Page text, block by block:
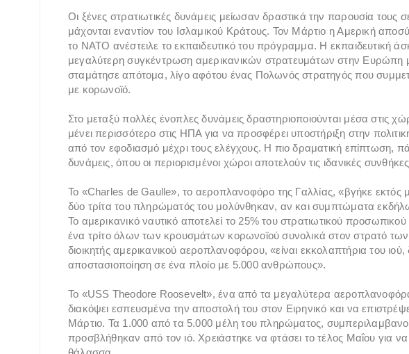
Οι ξένες στρατιωτικές δυνάμεις μείωσαν δραστικά την παρουσία
μάχονται εναντίον του Ισλαμικού Κράτους. Τον Μάρτιο η Αμερική
το ΝΑΤΟ ανέστειλε το εκπαιδευτικό του πρόγραμμα. Η εκπαιδευτική
μεγαλύτερη συγκέντρωση αμερικανικών στρατευμάτων στην Ευρώπη
σταμάτησε απότομα, λίγο αφότου ένας Πολωνός στρατηγός που
με κορωνοϊό.
Στο μεταξύ πολλές ένοπλες δυνάμεις δραστηριοποιούνται μέσα στις
μένει περισσότερο στις ΗΠΑ για να προσφέρει υποστήριξη στην
από τον εφοδιασμό μέχρι τους ελέγχους. Η πιο δραματική επίπτωση,
δυνάμεις, όπου οι περιορισμένοι χώροι αποτελούν τις ιδανικές
Το «Charles de Gaulle», το αεροπλανοφόρο της Γαλλίας, «βγήκε
δύο τρίτα του πληρώματός του μολύνθηκαν, αν και συμπτώματα
Το αμερικανικό ναυτικό αποτελεί το 25% του στρατιωτικού
ένα τρίτο όλων των κρουσμάτων κορωνοϊού συνολικά στον στρατό
διοικητής αμερικανικού αεροπλανοφόρου, «είναι εκκολαπτήρια του
αποστασιοποίηση σε ένα πλοίο με 5.000 ανθρώπους».
Το «USS Theodore Roosevelt», ένα από τα μεγαλύτερα
διακόψει εσπευσμένα την αποστολή του στον Ειρηνικό και να
Μάρτιο. Τα 1.000 από τα 5.000 μέλη του πληρώματος,
προσβλήθηκαν από τον ιό. Χρειάστηκε να φτάσει το τέλος Μαΐου για